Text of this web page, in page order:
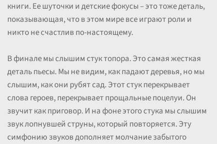
книги. Ее шуточки и детские фокусы – это тоже деталь,
показывающая, что в этом мире все играют роли и
никто не счастлив по-настоящему.
В финале мы слышим стук топора. Это самая жесткая
деталь пьесы. Мы не видим, как падают деревья, но мы
слышим, как они рубят сад. Этот стук перекрывает
слова героев, перекрывает прощальные поцелуи. Он
звучит как приговор. И на фоне этого стука мы слышим
звук лопнувшей струны, который повторяется. Эту
симфонию звуков дополняет молчание забытого